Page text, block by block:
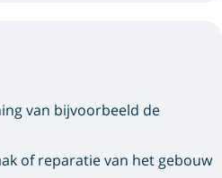
van bijvoorbeeld de
of reparatie van het gebouw